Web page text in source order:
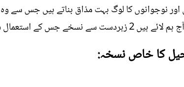
نوجوانوں کا لوگ بہت مذاق بناتے ہیں جس سے
اللّٰہ قد میں آضافہ ہوگا۔
کا خاص نسخہ: